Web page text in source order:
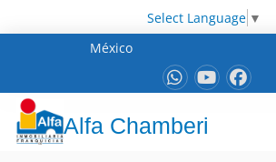
Select Language ▼
México
Alfa Chamberi